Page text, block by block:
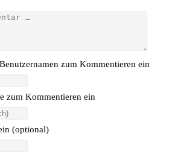
zum Kommentieren ein
zum Kommentieren ein
(optional)